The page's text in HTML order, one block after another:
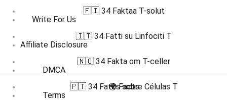
Write For Us
Affiliate Disclosure
DMCA
Terms
🇫🇮 34 Faktaa T-solut
🇮🇹 34 Fatti su Linfociti T
🇳🇴 34 Fakta om T-celler
🇵🇹 34 Fatos sobre Células T
🌍 Facts